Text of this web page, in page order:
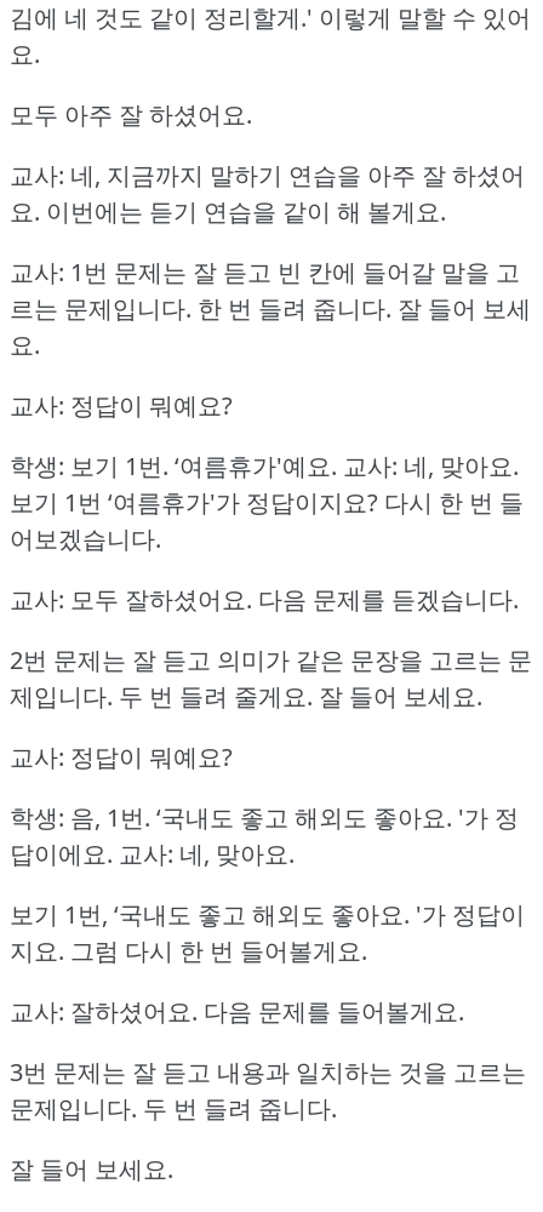
김에 네 것도 같이 정리할게.' 이렇게 말할 수 있어
요.
모두 아주 잘 하셨어요.
교사: 네, 지금까지 말하기 연습을 아주 잘 하셨어
요. 이번에는 듣기 연습을 같이 해 볼게요.
교사: 1번 문제는 잘 듣고 빈 칸에 들어갈 말을 고
르는 문제입니다. 한 번 들려 줍니다. 잘 들어 보세
요.
교사: 정답이 뭐예요?
학생: 보기 1번. ‘여름휴가'예요. 교사: 네, 맞아요.
보기 1번 ‘여름휴가'가 정답이지요? 다시 한 번 들
어보겠습니다.
교사: 모두 잘하셨어요. 다음 문제를 듣겠습니다.
2번 문제는 잘 듣고 의미가 같은 문장을 고르는 문
제입니다. 두 번 들려 줄게요. 잘 들어 보세요.
교사: 정답이 뭐예요?
학생: 음, 1번. ‘국내도 좋고 해외도 좋아요. '가 정
답이에요. 교사: 네, 맞아요.
보기 1번, ‘국내도 좋고 해외도 좋아요. '가 정답이
지요. 그럼 다시 한 번 들어볼게요.
교사: 잘하셨어요. 다음 문제를 들어볼게요.
3번 문제는 잘 듣고 내용과 일치하는 것을 고르는
문제입니다. 두 번 들려 줍니다.
잘 들어 보세요.